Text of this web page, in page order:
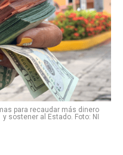
para recaudar más dinero
y sostener al Estado. Foto: NI